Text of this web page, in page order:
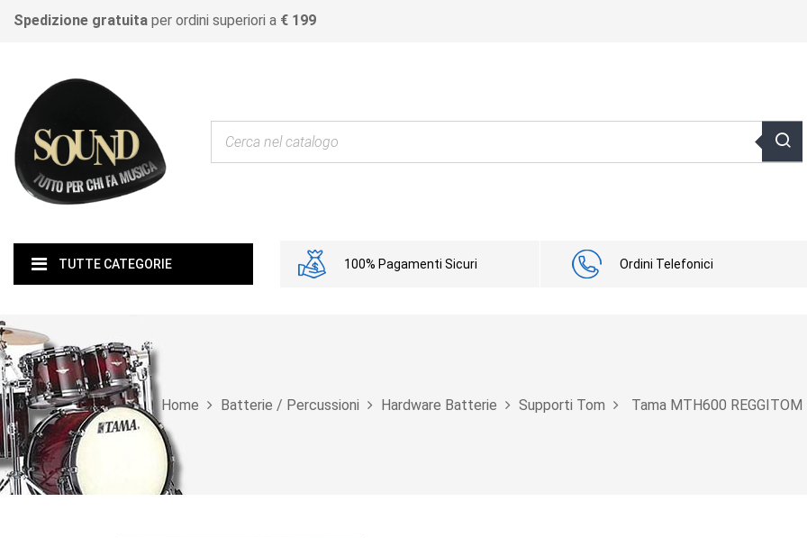
Spedizione gratuita per ordini superiori a € 199
TUTTE CATEGORIE 100% Pagamenti Sicuri Ordini Telefonici
Home Batterie / Percussioni Hardware Batterie Supporti Tom Tama MTH600